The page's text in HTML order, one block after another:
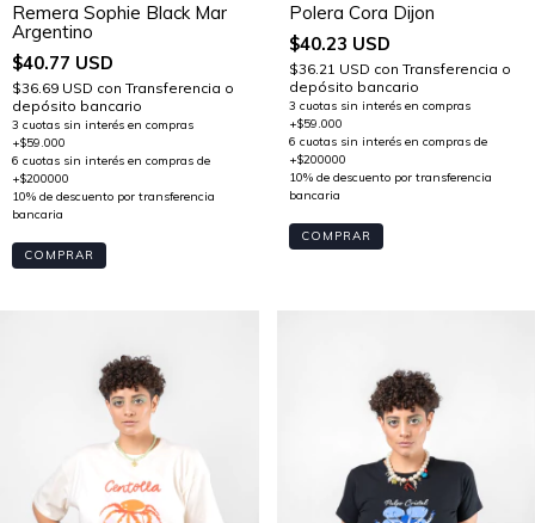
Remera Sophie Black Mar
Argentino
$40.77 USD
$36.69 USD con Transferencia o
depósito bancario
COMPRAR
Polera Cora Dijon
$40.23 USD
$36.21 USD con Transferencia o
depósito bancario
COMPRAR